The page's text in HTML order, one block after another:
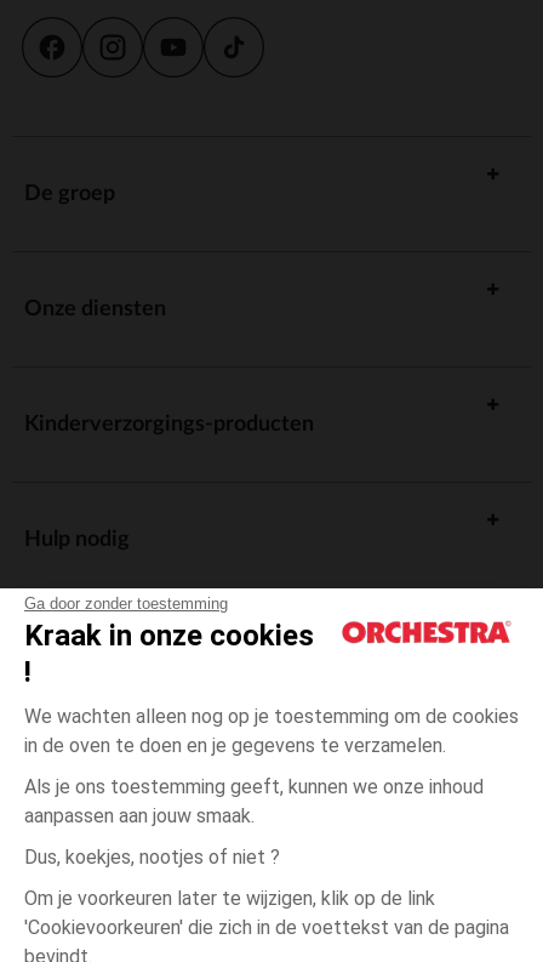
Ga door zonder toestemming
Kraak in onze cookies
!
We wachten alleen nog op je toestemming om de cookies
in de oven te doen en je gegevens te verzamelen.
Als je ons toestemming geeft, kunnen we onze inhoud
aanpassen aan jouw smaak.
Dus, koekjes, nootjes of niet ?
Om je voorkeuren later te wijzigen, klik op de link
'Cookievoorkeuren' die zich in de voettekst van de pagina
bevindt.
Blauw Blauw
23-
De groep
Onze diensten
Kinderverzorgings-producten
Hulp nodig
Algemene verkoopsvoorwaarden
Wettelijke bepalingen
Persoonsgegevens